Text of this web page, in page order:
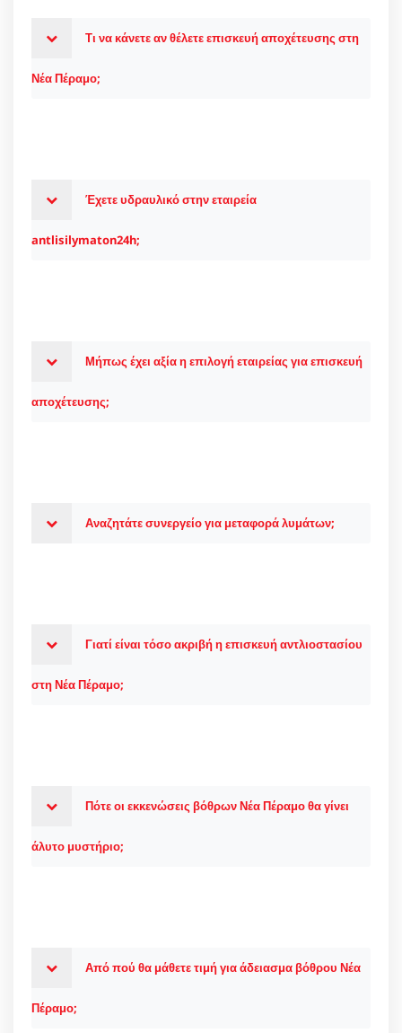
Τι να κάνετε αν θέλετε επισκευή αποχέτευσης στη
Νέα Πέραμο;
Έχετε υδραυλικό στην εταιρεία
antlisilymaton24h;
Μήπως έχει αξία η επιλογή εταιρείας για επισκευή
αποχέτευσης;
Αναζητάτε συνεργείο για μεταφορά λυμάτων;
Γιατί είναι τόσο ακριβή η επισκευή αντλιοστασίου
στη Νέα Πέραμο;
Πότε οι εκκενώσεις βόθρων Νέα Πέραμο θα γίνει
άλυτο μυστήριο;
Από πού θα μάθετε τιμή για άδειασμα βόθρου Νέα
Πέραμο;